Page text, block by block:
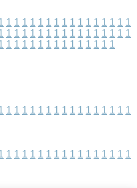
1 1 1 1 1 1 1 1 1 1 1 1 1 1 1 1
1 1 1 1 1 1 1 1 1 1 1 1 1 1 1 1
1 1 1 1 1 1 1 1 1 1 1 1 1 1
1 1 1 1 1 1 1 1 1 1 1 1 1 1 1 1
1 1 1 1 1 1 1 1 1 1 1 1 1 1 1 1